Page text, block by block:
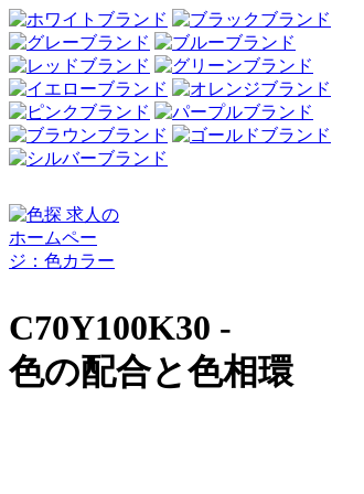
C70Y100K30 -
色の配合と色相環